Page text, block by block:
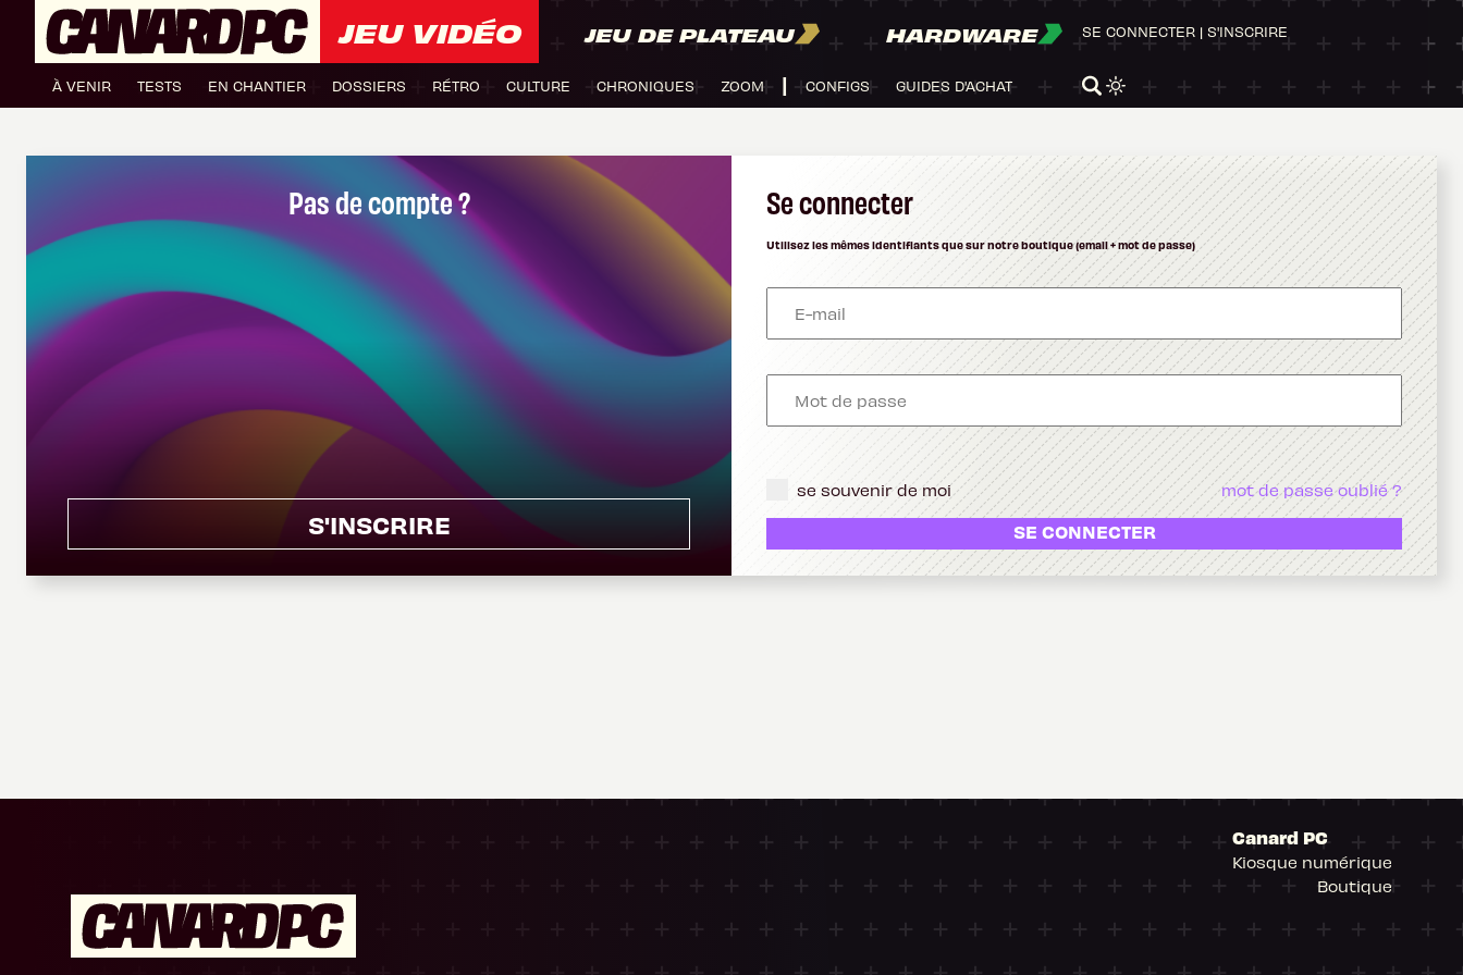
JEU VIDÉO JEU DE PLATEAU HARDWARE
À VENIR TESTS EN CHANTIER DOSSIERS RÉTRO CULTURE CHRONIQUES ZOOM CONFIGS GUIDES D'ACHAT
SE CONNECTER | S'INSCRIRE
Pas de compte ?
S'INSCRIRE
Se connecter
Utilisez les mêmes identifiants que sur notre boutique (email + mot de passe)
se souvenir de moi mot de passe oublié ?
SE CONNECTER
Canard PC
Kiosque numérique
Boutique